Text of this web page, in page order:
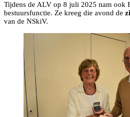
Tijdens de ALV op 8 juli 2025 nam ook
bestuursfunctie. Ze kreeg die avond de
van de NSkiV.